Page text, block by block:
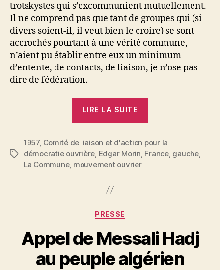
trotskystes qui s’excommunient mutuellement.
Il ne comprend pas que tant de groupes qui (si
divers soient-il, il veut bien le croire) se sont
accrochés pourtant à une vérité commune,
n’aient pu établir entre eux un minimum
d’entente, de contacts, de liaison, je n’ose pas
dire de fédération.
LIRE LA SUITE
Lettre
aux
Étiquettes
1957, Comité de liaison et d'action pour la
démocratie ouvrière Edgar Morin France, gauche,
La Commune, mouvement ouvrier
Catégories
PRESSE
Appel de Messali Hadj
au peuple algérien
a
r